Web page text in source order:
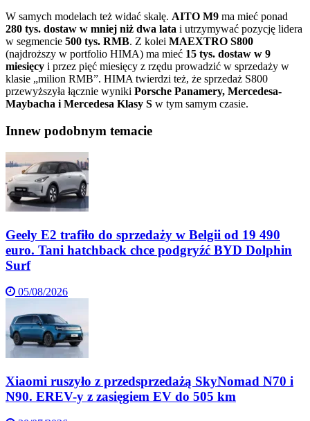
W samych modelach też widać skalę. AITO M9 ma mieć ponad
280 tys. dostaw w mniej niż dwa lata i utrzymywać pozycję lidera
w segmencie 500 tys. RMB. Z kolei MAEXTRO S800
(najdroższy w portfolio HIMA) ma mieć 15 tys. dostaw w 9
miesięcy i przez pięć miesięcy z rzędu prowadzić w sprzedaży w
klasie „milion RMB”. HIMA twierdzi też, że sprzedaż S800
przewyższyła łącznie wyniki Porsche Panamery, Mercedesa-
Maybacha i Mercedesa Klasy S w tym samym czasie.
Innew podobnym temacie
Geely E2 trafiło do sprzedaży w Belgii od 19 490
euro. Tani hatchback chce podgryźć BYD Dolphin
Surf
05/08/2026
Xiaomi ruszyło z przedsprzedażą SkyNomad N70 i
N90. EREV-y z zasięgiem EV do 505 km